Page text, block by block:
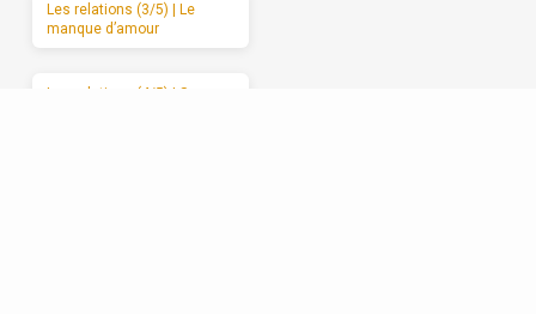
Les relations (3/5) | Le
manque d’amour
Les relations (4/5) | Se